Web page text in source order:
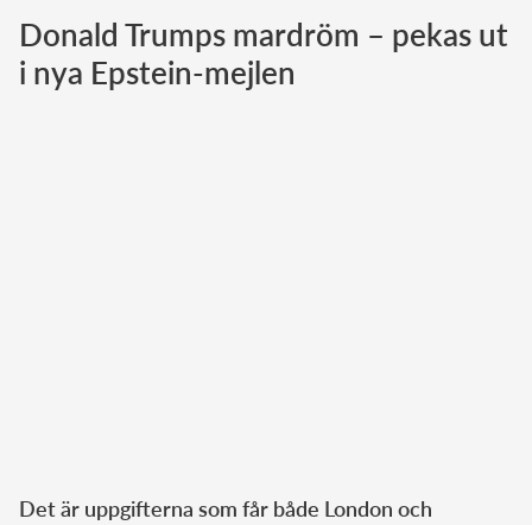
Norska kungahuset
Danska kungahuset
Donald Trumps mardröm – pekas ut
i nya Epstein-mejlen
Det är uppgifterna som får både London och